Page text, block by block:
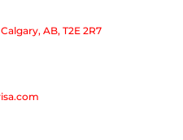
AB, T2E 2R7